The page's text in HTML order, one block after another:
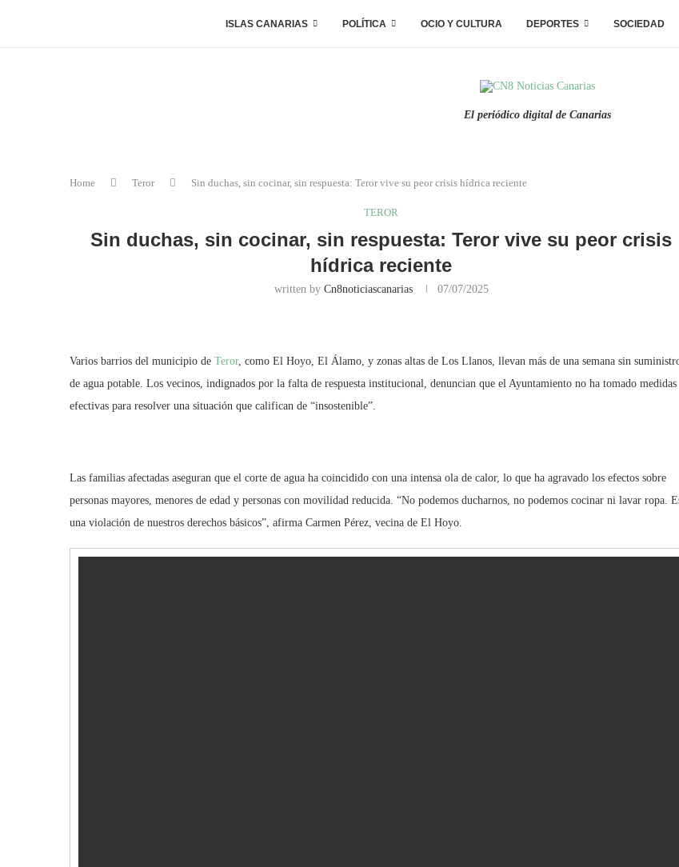
ISLAS CANARIAS POLÍTICA OCIO Y CULTURA DEPORTES SOCIEDAD
El periódico digital de Canarias
Home Teror Sin duchas, sin cocinar, sin respuesta: Teror vive su peor crisis hídrica reciente
TEROR
Sin duchas, sin cocinar, sin respuesta: Teror vive su peor crisis
hídrica reciente
written by Cn8noticiascanarias 07/07/2025
Varios barrios del municipio de Teror, como El Hoyo, El Álamo, y zonas altas de Los Llanos, llevan más de una semana sin
de agua potable. Los vecinos, indignados por la falta de respuesta institucional, denuncian que el Ayuntamiento no ha tomado medidas
efectivas para resolver una situación que califican de “insostenible”.
Las familias afectadas aseguran que el corte de agua ha coincidido con una intensa ola de calor, lo que ha agravado los efectos sobre
personas mayores, menores de edad y personas con movilidad reducida. “No podemos ducharnos, no podemos cocinar ni lavar ropa.
una violación de nuestros derechos básicos”, afirma Carmen Pérez, vecina de El Hoyo.